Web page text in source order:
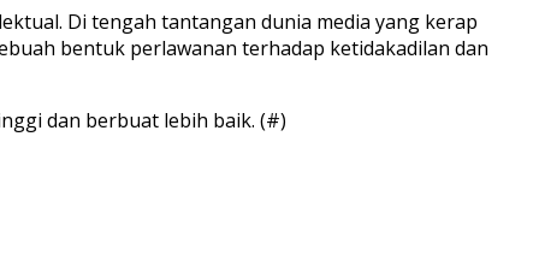
Di tengah tantangan dunia media yang kerap
bentuk perlawanan terhadap ketidakadilan dan
dan berbuat lebih baik. (#)